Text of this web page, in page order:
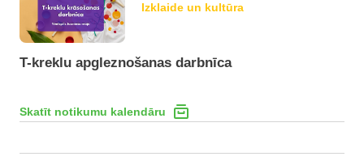
Izklaide un kultūra
T-kreklu apgleznošanas darbnīca
Skatīt notikumu kalendāru